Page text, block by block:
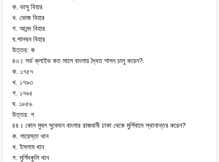
ক. ভাসু বিহার
খ. ভোজ বিহার
গ. আনন্দ বিহার
ঘ.শালবন বিহার
উত্তর: ক
৪৩। লর্ড ক্লাইভ কত সালে বাংলায় দ্বৈত শাসন চালু করেন?
ক. ১৭৫৭
খ. ১৭৯৩
গ. ১৭৬৫
ঘ. ১৮৫৬
উত্তর: গ
৪৪। কোন মুঘল সুবেদান বাংলার রাজধানী ঢাকা থেকে মুর্শিবাদে স্থানান্তর করেন?
ক. শায়েস্তা খান
খ. ইসলাম খান
গ. মুর্শিদকুলি খান